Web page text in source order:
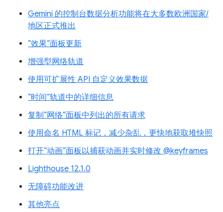
Gemini 的控制台数据分析功能将在大多数欧洲国家/
地区正式推出
“效果”面板更新
增强型网络轨道
使用可扩展性 API 自定义效果数据
“时间”轨道中的详细信息
复制“网络”面板中列出的所有请求
使用命名 HTML 标记，减少杂乱，更快地获取堆快照
打开“动画”面板以捕获动画并实时修改 @keyframes
Lighthouse 12.1.0
无障碍功能改进
其他亮点